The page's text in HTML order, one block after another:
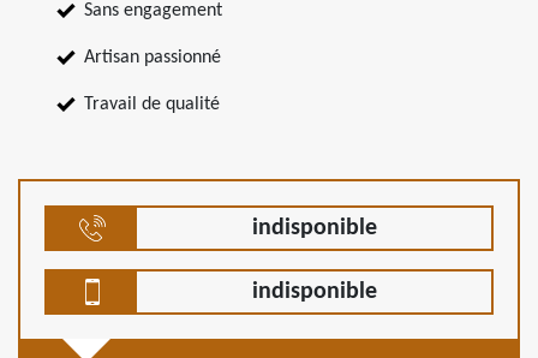
Sans engagement
Artisan passionné
Travail de qualité
indisponible
indisponible